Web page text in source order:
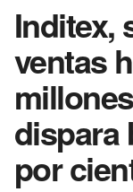
Inditex,
ventas
dispara
por